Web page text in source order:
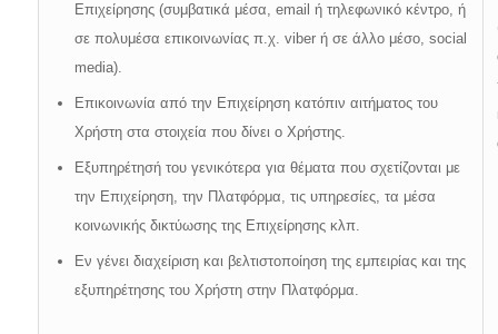
Επιχείρησης (συμβατικά μέσα, email ή τηλεφωνικό κέντρο, ή
σε πολυμέσα επικοινωνίας π.χ. viber ή σε άλλο μέσο, social
media).
Επικοινωνία από την Επιχείρηση κατόπιν αιτήματος του
Χρήστη στα στοιχεία που δίνει ο Χρήστης.
Εξυπηρέτησή του γενικότερα για θέματα που σχετίζονται με
την Επιχείρηση, την Πλατφόρμα, τις υπηρεσίες, τα μέσα
κοινωνικής δικτύωσης της Επιχείρησης κλπ.
Εν γένει διαχείριση και βελτιστοποίηση της εμπειρίας και της
εξυπηρέτησης του Χρήστη στην Πλατφόρμα.